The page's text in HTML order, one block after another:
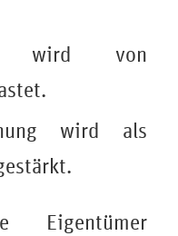
wird von
wird als
Eigentümer